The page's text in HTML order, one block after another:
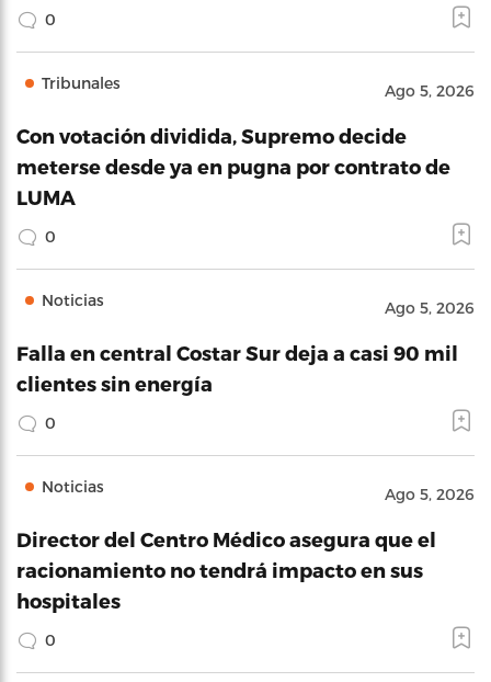
0
Tribunales Ago 5, 2026
Con votación dividida, Supremo decide
meterse desde ya en pugna por contrato de
LUMA
0
Noticias Ago 5, 2026
Falla en central Costar Sur deja a casi 90 mil
clientes sin energía
0
Noticias Ago 5, 2026
Director del Centro Médico asegura que el
racionamiento no tendrá impacto en sus
hospitales
0